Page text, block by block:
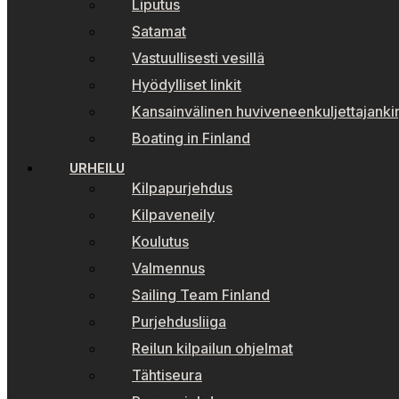
Liputus
Satamat
Vastuullisesti vesillä
Hyödylliset linkit
Kansainvälinen
Boating in Finland
URHEILU
Kilpapurjehdus
Kilpaveneily
Koulutus
Valmennus
Sailing Team Finland
Purjehdusliiga
Reilun kilpailun ohjelmat
Tähtiseura